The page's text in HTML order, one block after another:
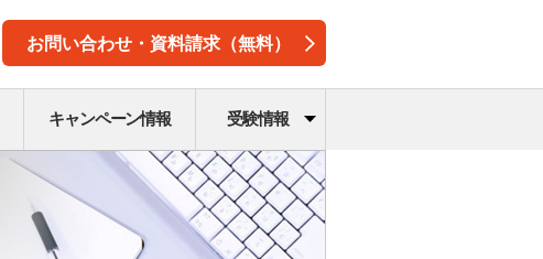
お問い合わせ・資料請求（無料）
キャンペーン情報 受験情報